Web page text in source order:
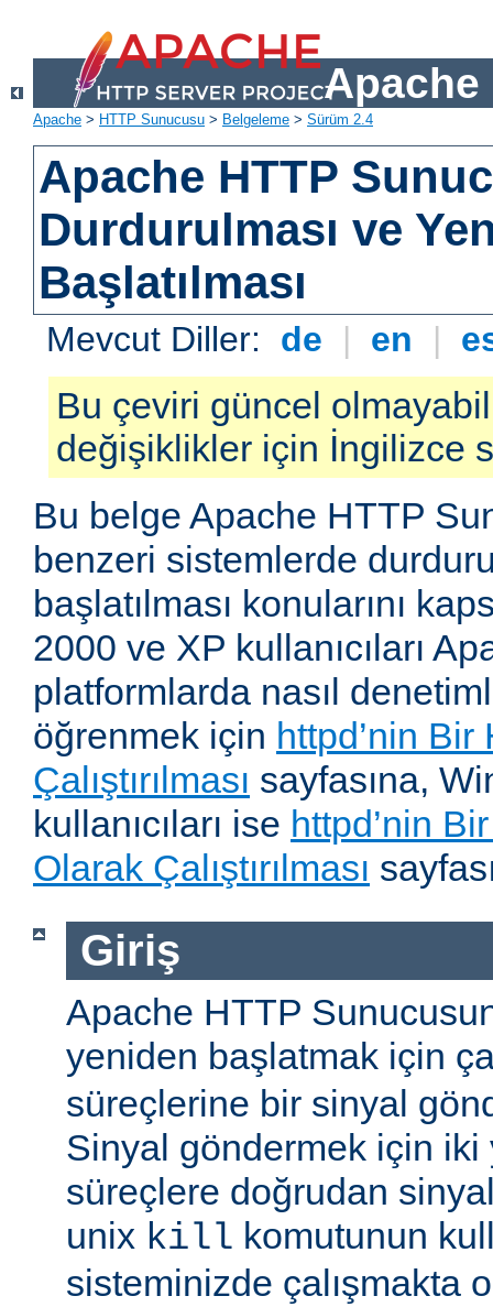
Apache
Apache > HTTP Sunucusu > Belgeleme > Sürüm 2.4
Apache HTTP
Durdurulması ve
Başlatılması
Mevcut Diller: de | en |
Bu çeviri güncel
değişiklikler için İngilizce
Bu belge Apache HTTP
benzeri sistemlerde
başlatılması konularını
2000 ve XP kullanıcıları
platformlarda nasıl
öğrenmek için httpd’nin
Çalıştırılması sayfasına,
kullanıcıları ise httpd’nin
Olarak Çalıştırılması
Giriş
Apache HTTP
yeniden başlatmak için
süreçlerine bir sinyal
Sinyal göndermek için iki
süreçlere doğrudan
unix kill komutunun
sisteminizde çalışmakta